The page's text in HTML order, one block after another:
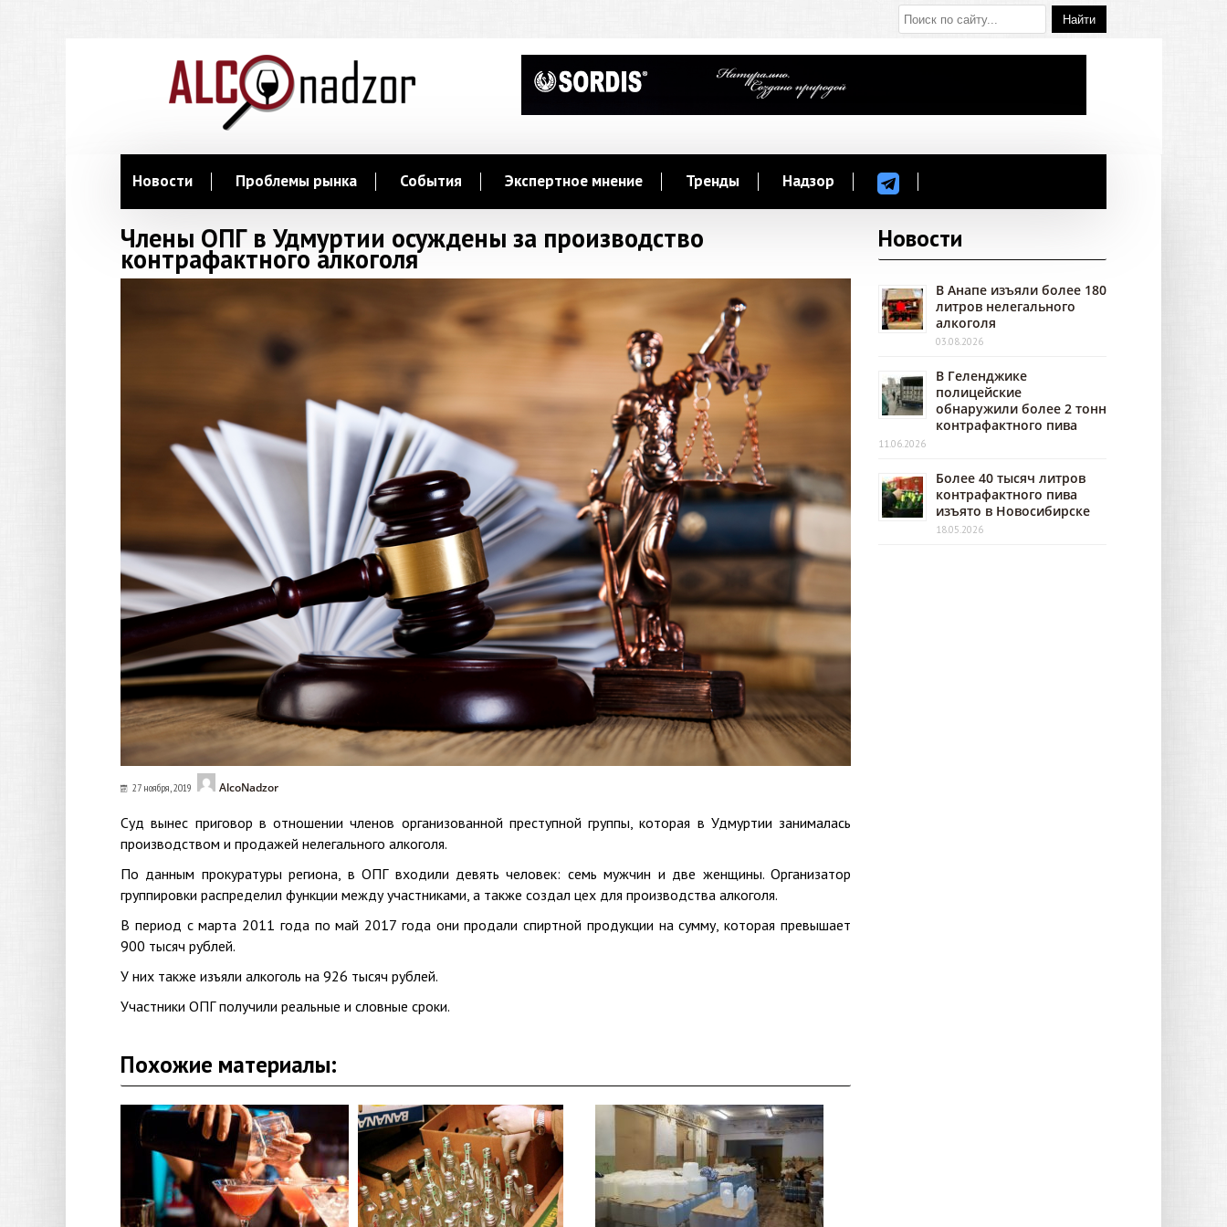
Новости Проблемы рынка События Экспертное мнение Тренды Надзор
Члены ОПГ в Удмуртии осуждены за производство
контрафактного алкоголя
27 ноября, 2019 AlcoNadzor
Суд вынес приговор в отношении членов организованной преступной группы, которая в Удмуртии занималась
производством и продажей нелегального алкоголя.
По данным прокуратуры региона, в ОПГ входили девять человек: семь мужчин и две женщины. Организатор
группировки распределил функции между участниками, а также создал цех для производства алкоголя.
В период с марта 2011 года по май 2017 года они продали спиртной продукции на сумму, которая превышает
900 тысяч рублей.
У них также изъяли алкоголь на 926 тысяч рублей.
Участники ОПГ получили реальные и словные сроки.
Похожие материалы:
Новости
В Анапе изъяли более 180
литров нелегального
алкоголя
03.08.2026
В Геленджике
полицейские
обнаружили более 2 тонн
контрафактного пива
11.06.2026
Более 40 тысяч литров
контрафактного пива
изъято в Новосибирске
18.05.2026